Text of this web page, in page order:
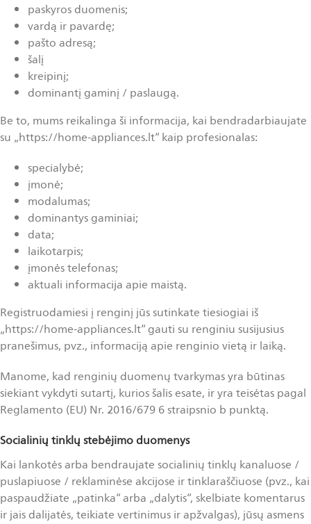
paskyros duomenis;
vardą ir pavardę;
pašto adresą;
šalį
kreipinį;
dominantį gaminį / paslaugą.
Be to, mums reikalinga ši informacija, kai bendradarbiaujate
su „https://home-appliances.lt“ kaip profesionalas:
specialybė;
įmonė;
modalumas;
dominantys gaminiai;
data;
laikotarpis;
įmonės telefonas;
aktuali informacija apie maistą.
Registruodamiesi į renginį jūs sutinkate tiesiogiai iš
„https://home-appliances.lt“ gauti su renginiu susijusius
pranešimus, pvz., informaciją apie renginio vietą ir laiką.
Manome, kad renginių duomenų tvarkymas yra būtinas
siekiant vykdyti sutartį, kurios šalis esate, ir yra teisėtas pagal
Reglamento (EU) Nr. 2016/679 6 straipsnio b punktą.
Socialinių tinklų stebėjimo duomenys
Kai lankotės arba bendraujate socialinių tinklų kanaluose /
puslapiuose / reklaminėse akcijose ir tinklaraščiuose (pvz., kai
paspaudžiate „patinka“ arba „dalytis“, skelbiate komentarus
ir jais dalijatės, teikiate vertinimus ir apžvalgas), jūsų asmens